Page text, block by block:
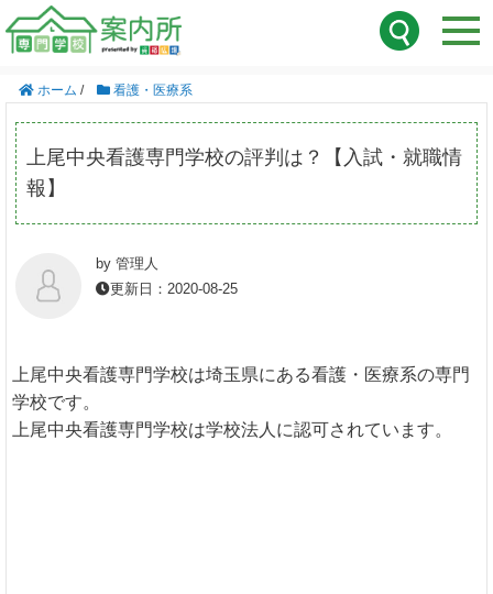
ホーム / 看護・医療系
上尾中央看護専門学校の評判は？【入試・就職情
報】
by 管理人
更新日：2020-08-25
上尾中央看護専門学校は埼玉県にある看護・医療系の専門
学校です。
上尾中央看護専門学校は学校法人に認可されています。